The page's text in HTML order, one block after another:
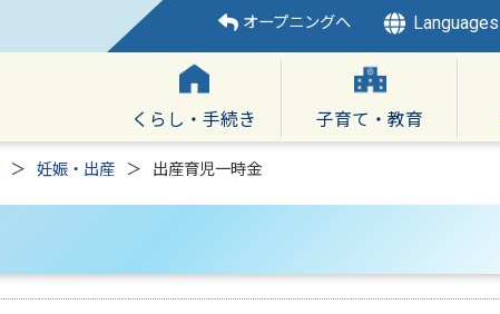
オープニングへ Languages
くらし・手続き 子育て・教育
妊娠・出産 出産育児一時金